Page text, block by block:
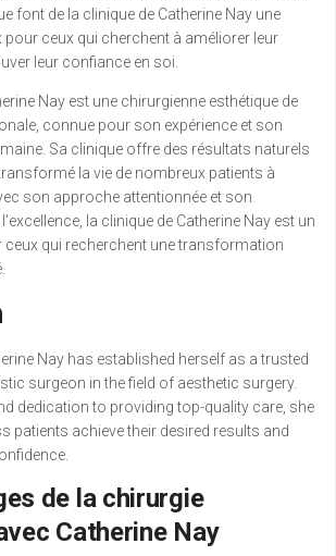
font de la clinique de Catherine Nay une
ceux qui cherchent à améliorer leur
leur confiance en soi.
Nay est une chirurgienne esthétique de
connue pour son expérience et son
Sa clinique offre des résultats naturels
la vie de nombreux patients à
son approche attentionnée et son
la clinique de Catherine Nay est un
ceux qui recherchent une transformation
Nay has established herself as a trusted
surgeon in the field of aesthetic surgery.
dedication to providing top-quality care, she
patients achieve their desired results and
de la chirurgie
Catherine Nay